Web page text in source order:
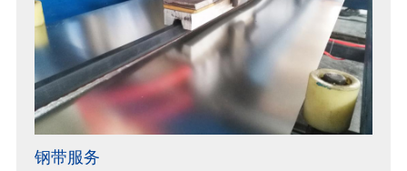
钢带服务